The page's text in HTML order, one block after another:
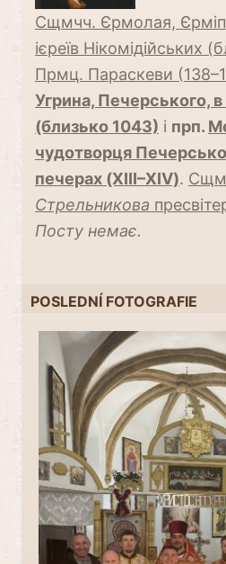
Сщмчч. Єрмолая,
ієреїв Нікомідійських
Прмц. Параскеви
Угрина, Печерського,
(близько 1043) і прп.
чудотворця
печерах (XIII–XIV).
Стрельникова
Посту немає.
POSLEDNÍ FOTOGRAFIE